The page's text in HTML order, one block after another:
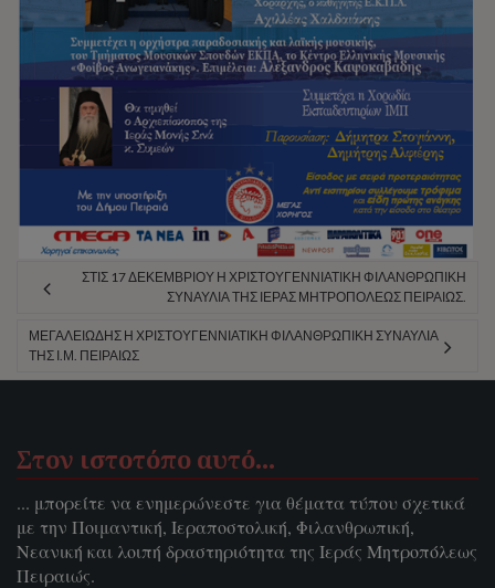
ΣΤΙΣ 17 ΔΕΚΕΜΒΡΊΟΥ Η ΧΡΙΣΤΟΥΓΕΝΝΙΆΤΙΚΗ ΦΙΛΑΝΘΡΩΠΙΚΉ
ΣΥΝΑΥΛΊΑ ΤΗΣ ΙΕΡΆΣ ΜΗΤΡΟΠΌΛΕΩΣ ΠΕΙΡΑΙΏΣ.
ΜΕΓΑΛΕΙΏΔΗΣ Η ΧΡΙΣΤΟΥΓΕΝΝΙΆΤΙΚΗ ΦΙΛΑΝΘΡΩΠΙΚΉ ΣΥΝΑΥΛΊΑ
ΤΗΣ Ι.Μ. ΠΕΙΡΑΙΏΣ
Στον ιστοτόπο αυτό…
... μπορείτε να ενημερώνεστε για θέματα τύπου σχετικά
με την Ποιμαντική, Ιεραποστολική, Φιλανθρωπική,
Νεανική και λοιπή δραστηριότητα της Ιεράς Μητροπόλεως
Πειραιώς.